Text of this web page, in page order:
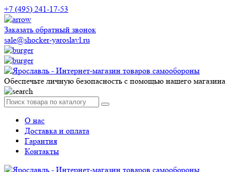
+7 (495) 241-17-53
Заказать обратный звонок
sale@shocker-yaroslavl.ru
Обеспечьте личную безопасность с помощью нашего магазина
О нас
Доставка и оплата
Гарантия
Контакты